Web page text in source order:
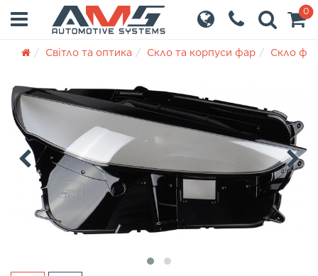
0
Світло та оптика Скло та корпуси фар Скло